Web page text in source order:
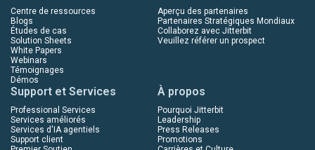
Centre de ressources
Blogs
Études de cas
Solution Sheets
White Papers
Webinars
Témoignages
Démos
Aperçu des partenaires
Partenaires Stratégiques Mondiaux
Collaborez avec Jitterbit
Veuillez référer un prospect
Support et Services
Professional Services
Services améliorés
Services d'IA agentiels
Support client
À propos
Pourquoi Jitterbit
Leadership
Press Releases
Promotions